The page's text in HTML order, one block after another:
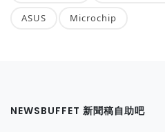
ASUS Microchip
NEWSBUFFET 新聞稿自助吧